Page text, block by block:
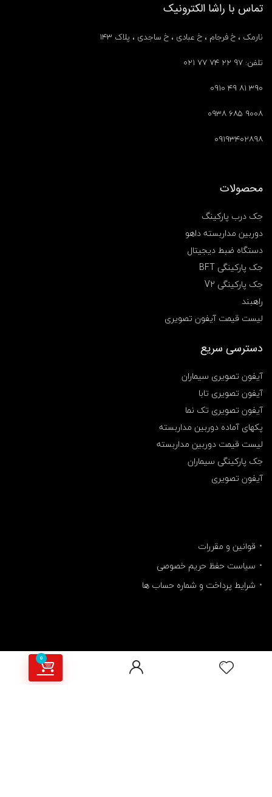
0
تماس با راشا الکترونیک
نارمک ، خ فرجام ، خ عبادی ، خ ساجدی ، پلاک ۱۴۳
تلفن: ۹۷ ۲۲ ۷۴ ۷۷ ۰۲۱
۳۹۰ ۸۱ ۴۹ ۰۹۱۰
۹۰۰۸ ۶۸۵ ۰۹۳۸
۰۹۱۹۳۴۰۲۸۹۸
محصولات
جک درب پارکینگ
دوربین مداربسته داهو
دستگاه ضبط دیجیتال
جک پارکینگی BFT
جک پارکینگی V2
راهبند
لیست قیمت آیفون تصویری
دسترسی سریع
آیفون تصویری سیماران
آیفون تصویری تابا
آیفون تصویری تک نما
پکهای آماده دوربین مداربسته
لیست قیمت دوربین مداربسته
جک پارکینگی سیماران
آیفون تصویری
قوانین و مقررات
سیاست حفظ حریم خصوصی
شرایط پرداخت و شماره حساب ها